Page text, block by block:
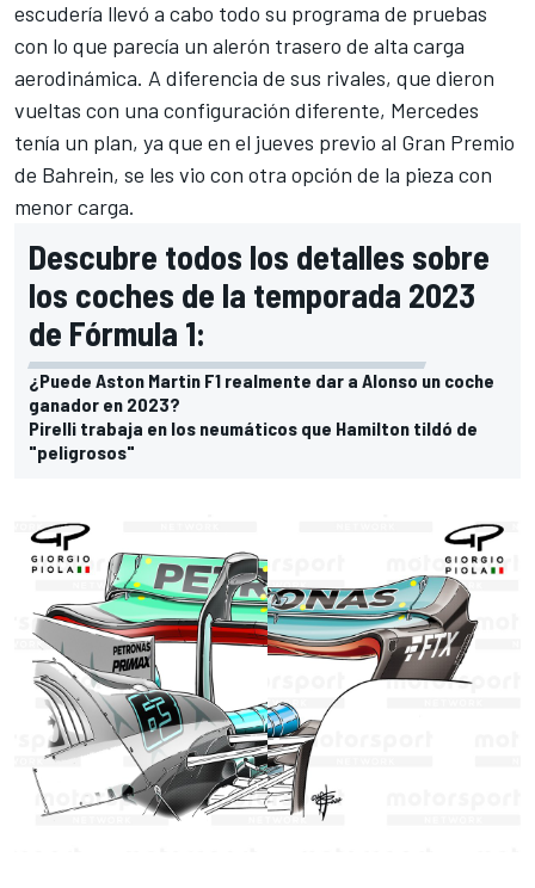
escudería llevó a cabo todo su programa de pruebas
con lo que parecía un alerón trasero de alta carga
aerodinámica. A diferencia de sus rivales, que dieron
vueltas con una configuración diferente, Mercedes
tenía un plan, ya que en el jueves previo al Gran Premio
de Bahrein, se les vio con otra opción de la pieza con
menor carga.
Descubre todos los detalles sobre
los coches de la temporada 2023
de Fórmula 1:
¿Puede Aston Martin F1 realmente dar a Alonso un coche
ganador en 2023?
Pirelli trabaja en los neumáticos que Hamilton tildó de
"peligrosos"